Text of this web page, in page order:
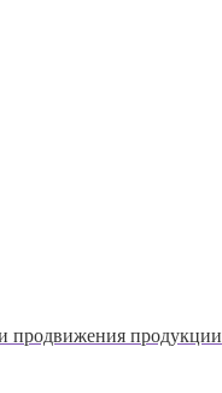
продвижения продукции